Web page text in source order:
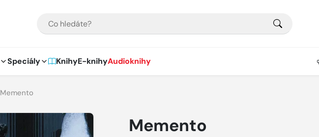
Speciály KnihyE-knihyAudioknihy
Memento
Memento